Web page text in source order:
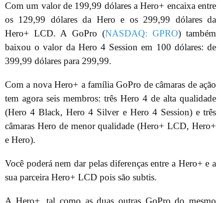
Com um valor de 199,99 dólares a Hero+ encaixa entre
os 129,99 dólares da Hero e os 299,99 dólares da
Hero+ LCD. A GoPro (NASDAQ: GPRO) também
baixou o valor da Hero 4 Session em 100 dólares: de
399,99 dólares para 299,99.
Com a nova Hero+ a família GoPro de câmaras de ação
tem agora seis membros: três Hero 4 de alta qualidade
(Hero 4 Black, Hero 4 Silver e Hero 4 Session) e três
câmaras Hero de menor qualidade (Hero+ LCD, Hero+
e Hero).
Você poderá nem dar pelas diferenças entre a Hero+ e a
sua parceira Hero+ LCD pois são subtis.
A Hero+, tal como as duas outras GoPro do mesmo